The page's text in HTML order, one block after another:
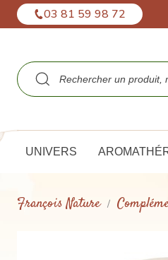
03 81 59 98 72
UNIVERS
François Nature
Panneau de gestion des cookies